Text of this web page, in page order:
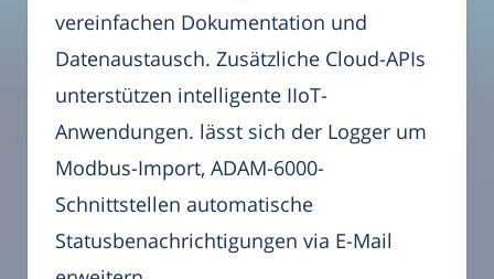
vereinfachen Dokumentation und
Datenaustausch. Zusätzliche Cloud-APIs
unterstützen intelligente IIoT-
Anwendungen. lässt sich der Logger um
Modbus-Import, ADAM-6000-
Schnittstellen automatische
Statusbenachrichtigungen via E-Mail